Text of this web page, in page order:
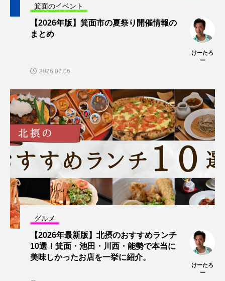
箕面のイベント
【2026年版】箕面市の夏祭り開催情報の
まとめ
けーたろ
ー
2026.07.06
グルメ
【2026年最新版】北摂のおすすめランチ
10選！箕面・池田・川西・能勢で本当に
美味しかったお店を一挙に紹介。
けーたろ
ー